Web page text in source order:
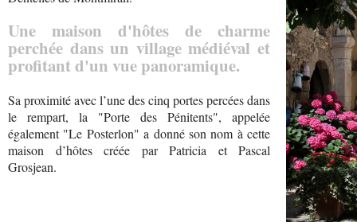
Une maison d'hôtes de charme
perchée dans un village médiéval et
profitant d'un vue panoramique.
Sa proximité avec l’une des cinq portes percées dans
le rempart, la "Porte des Pénitents", appelée
également "Le Posterlon" a donné son nom à cette
maison d’hôtes créée par Patricia et Pascal
Grosjean.